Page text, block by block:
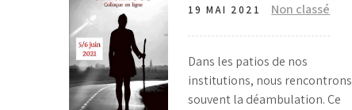
19 MAI 2021 Non classé
Dans les patios de nos
institutions, nous rencontrons
souvent la déambulation. Ce